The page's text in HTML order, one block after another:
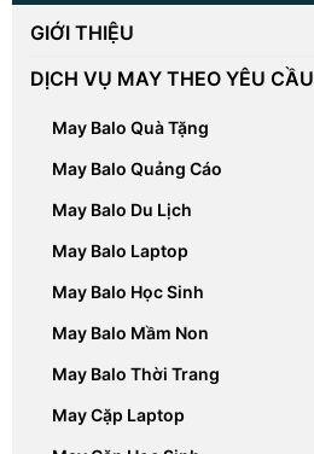
GIỚI THIỆU
DỊCH VỤ MAY THEO YÊU CẦU
May Balo Quà Tặng
May Balo Quảng Cáo
May Balo Du Lịch
May Balo Laptop
May Balo Học Sinh
May Balo Mầm Non
May Balo Thời Trang
May Cặp Laptop